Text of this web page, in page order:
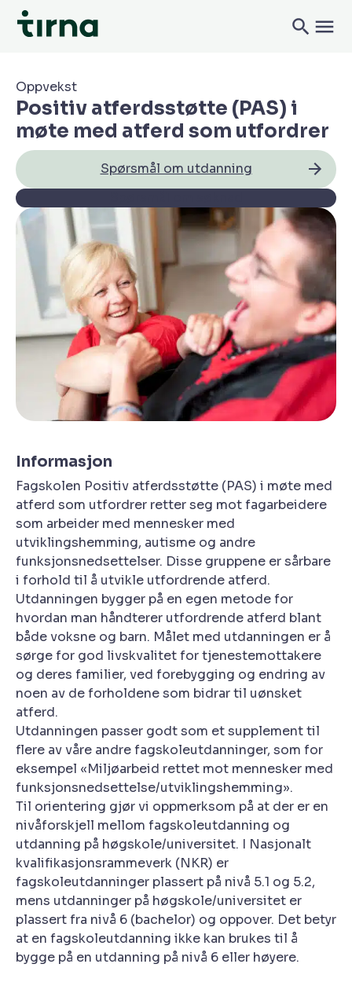
Oppvekst
Positiv atferdsstøtte (PAS) i
møte med atferd som utfordrer
Spørsmål om utdanning
Informasjon
Fagskolen Positiv atferdsstøtte (PAS) i møte med
atferd som utfordrer retter seg mot fagarbeidere
som arbeider med mennesker med
utviklingshemming, autisme og andre
funksjonsnedsettelser. Disse gruppene er sårbare
i forhold til å utvikle utfordrende atferd.
Utdanningen bygger på en egen metode for
hvordan man håndterer utfordrende atferd blant
både voksne og barn. Målet med utdanningen er å
sørge for god livskvalitet for tjenestemottakere
og deres familier, ved forebygging og endring av
noen av de forholdene som bidrar til uønsket
atferd.
Utdanningen passer godt som et supplement til
flere av våre andre fagskoleutdanninger, som for
eksempel «Miljøarbeid rettet mot mennesker med
funksjonsnedsettelse/utviklingshemming».
Til orientering gjør vi oppmerksom på at der er en
nivåforskjell mellom fagskoleutdanning og
utdanning på høgskole/universitet. I Nasjonalt
kvalifikasjonsrammeverk (NKR) er
fagskoleutdanninger plassert på nivå 5.1 og 5.2,
mens utdanninger på høgskole/universitet er
plassert fra nivå 6 (bachelor) og oppover. Det betyr
at en fagskoleutdanning ikke kan brukes til å
bygge på en utdanning på nivå 6 eller høyere.